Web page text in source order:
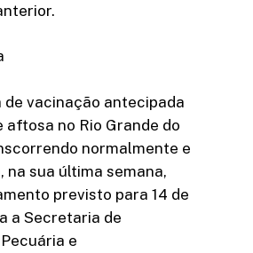
de vacinação antecipada
no Rio Grande do
normalmente e
na sua última semana,
previsto para 14 de
a Secretaria de
e